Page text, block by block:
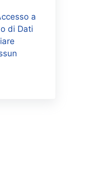
a
di Dati